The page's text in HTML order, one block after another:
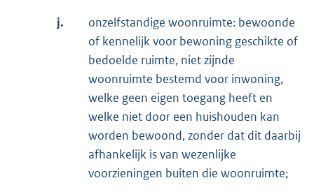
j.
onzelfstandige woonruimte: bewoonde
of kennelijk voor bewoning geschikte of
bedoelde ruimte, niet zijnde
woonruimte bestemd voor inwoning,
welke geen eigen toegang heeft en
welke niet door een huishouden kan
worden bewoond, zonder dat dit daarbij
afhankelijk is van wezenlijke
voorzieningen buiten die woonruimte;